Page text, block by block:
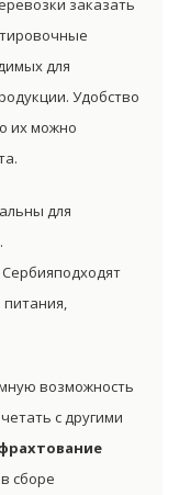
заказать
для
Удобство
их можно
для
питания,
возможность
с другими
сборе